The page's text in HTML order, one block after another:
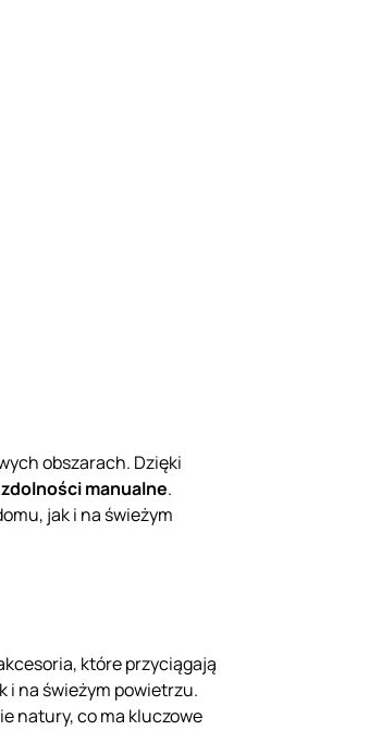
obszarach. Dzięki
zdolności manualne.
jak i na świeżym
które przyciągają
i na świeżym powietrzu.
natury, co ma kluczowe